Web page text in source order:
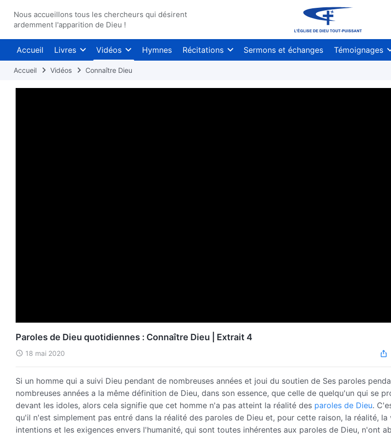
Nous accueillons tous les chercheurs qui désirent
ardemment l'apparition de Dieu !
Accueil Livres Vidéos Hymnes Récitations Sermons et échanges Témoignages
Accueil Vidéos Connaître Dieu
Paroles de Dieu quotidiennes : Connaître Dieu | Extrait 4
18 mai 2020
Si un homme qui a suivi Dieu pendant de nombreuses années et joui du soutien de Ses paroles
nombreuses années a la même définition de Dieu, dans son essence, que celle de quelqu'un qui se
devant les idoles, alors cela signifie que cet homme n'a pas atteint la réalité des paroles de Dieu.
qu'il n'est simplement pas entré dans la réalité des paroles de Dieu et, pour cette raison, la réalité, la
intentions et les exigences envers l'humanité, qui sont toutes inhérentes aux paroles de Dieu, n'ont